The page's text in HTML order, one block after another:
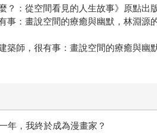
？：從空間看見的人生故事》原點出
事：畫說空間的療癒與幽默，林淵源
築師，很有事：畫說空間的療癒與幽
年，我終於成為漫畫家？